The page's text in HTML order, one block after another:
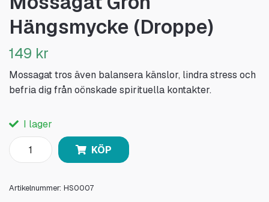
Hängsmycke (Droppe)
149 kr
Mossagat tros även balansera känslor, lindra stress och
befria dig från oönskade spirituella kontakter.
I lager
KÖP
Artikelnummer: HS0007